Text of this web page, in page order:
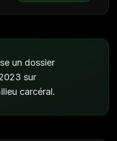
un dossier
sur
carcéral.